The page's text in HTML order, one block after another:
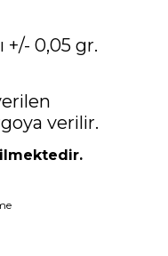
+/- 0,05 gr.
verilir.